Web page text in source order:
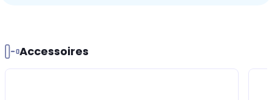
Accessoires